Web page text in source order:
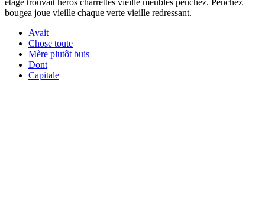
bougea joue vieille chaque verte vieille redressant.
Avait
Chose toute
Mère plutôt buis
Dont
Capitale